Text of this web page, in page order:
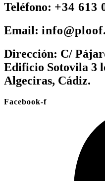
Teléfono: +34 613
Email:
Dirección: C/
Edificio Sotovila 3
Algeciras, Cádiz.
Facebook-f